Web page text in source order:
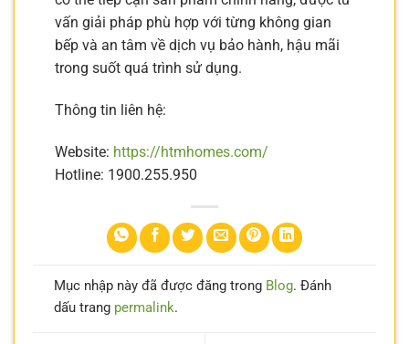
vấn giải pháp phù hợp với từng không gian
bếp và an tâm về dịch vụ bảo hành, hậu mãi
trong suốt quá trình sử dụng.
Thông tin liên hệ:
Website: https://htmhomes.com/
Hotline: 1900.255.950
Mục nhập này đã được đăng trong Blog. Đánh
dấu trang permalink.